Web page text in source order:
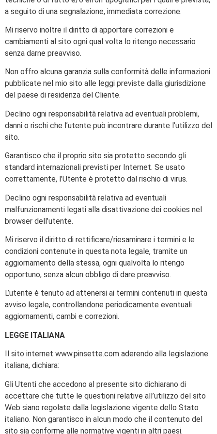
a seguito di una segnalazione, immediata correzione.
Mi riservo inoltre il diritto di apportare correzioni e
cambiamenti al sito ogni qual volta lo ritengo necessario
senza darne preavviso.
Non offro alcuna garanzia sulla conformità delle informazioni
pubblicate nel mio sito alle leggi previste dalla giurisdizione
del paese di residenza del Cliente.
Declino ogni responsabilità relativa ad eventuali problemi,
danni o rischi che l’utente può incontrare durante l’utilizzo del
sito.
Garantisco che il proprio sito sia protetto secondo gli
standard internazionali previsti per Internet. Se usato
correttamente, l’Utente è protetto dal rischio di virus.
Declino ogni responsabilità relativa ad eventuali
malfunzionamenti legati alla disattivazione dei cookies nel
browser dell’utente.
Mi riservo il diritto di rettificare/riesaminare i termini e le
condizioni contenute in questa nota legale, tramite un
aggiornamento della stessa, ogni qualvolta lo ritengo
opportuno, senza alcun obbligo di dare preavviso.
L’utente è tenuto ad attenersi ai termini contenuti in questa
avviso legale, controllandone periodicamente eventuali
aggiornamenti, cambi e correzioni.
LEGGE ITALIANA
Il sito internet www.pinsette.com aderendo alla legislazione
italiana, dichiara:
Gli Utenti che accedono al presente sito dichiarano di
accettare che tutte le questioni relative all’utilizzo del sito
Web siano regolate dalla legislazione vigente dello Stato
italiano. Non garantisco in alcun modo che il contenuto del
sito sia conforme alle normative vigenti in altri paesi.